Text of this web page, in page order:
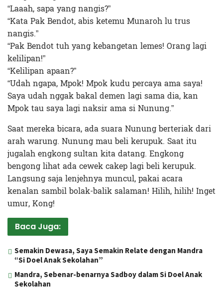
“Laaah, sapa yang nangis?”
“Kata Pak Bendot, abis ketemu Munaroh lu trus
nangis.”
“Pak Bendot tuh yang kebangetan lemes! Orang lagi
kelilipan!”
“Kelilipan apaan?”
“Udah ngapa, Mpok! Mpok kudu percaya ama saya!
Saya udah nggak bakal demen lagi sama dia, kan
Mpok tau saya lagi naksir ama si Nunung.”
Saat mereka bicara, ada suara Nunung berteriak dari
arah warung. Nunung mau beli kerupuk. Saat itu
jugalah engkong sultan kita datang. Engkong
bengong lihat ada cewek cakep lagi beli kerupuk.
Langsung saja lenjehnya muncul, pakai acara
kenalan sambil bolak-balik salaman! Hilih, hilih! Inget
umur, Kong!
Baca Juga:
Semakin Dewasa, Saya Semakin Relate dengan Mandra
“Si Doel Anak Sekolahan”
Mandra, Sebenar-benarnya Sadboy dalam Si Doel Anak
Sekolahan